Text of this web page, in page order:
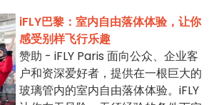
iFLY巴黎：室内自由落体体验，让你
感受别样飞行乐趣
赞助 - iFLY Paris 面向公众、企业客
户和资深爱好者，提供在一根巨大的
玻璃管内的室内自由落体体验。iFLY